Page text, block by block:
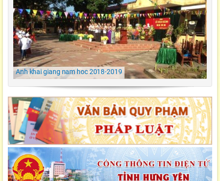
Ngày hội ẩm thực/ TH Đông kết/ Khoái Châu/
Hưng Yên
LỄ KHAI GIẢNG NĂM HỌC 2021-2022 Tiểu
Học Đông Kết
Anh khai giang nam hoc 2018-2019